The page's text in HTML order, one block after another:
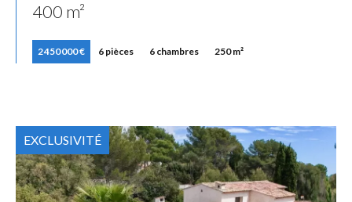
400 m²
2 450 000 € 6 pièces 6 chambres 250 m²
EXCLUSIVITÉ